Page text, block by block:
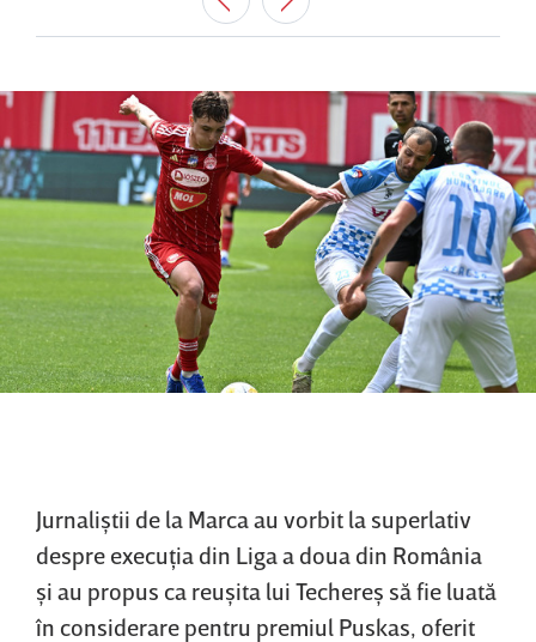
Jurnaliştii de la Marca au vorbit la superlativ
despre execuţia din Liga a doua din România
şi au propus ca reuşita lui Techereş să fie luată
în considerare pentru premiul Puskas, oferit